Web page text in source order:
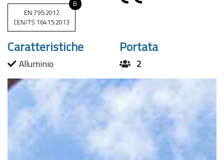
B
EN 795:2012
CEN/TS 16415:2013
Caratteristiche
Alluminio
Portata
2